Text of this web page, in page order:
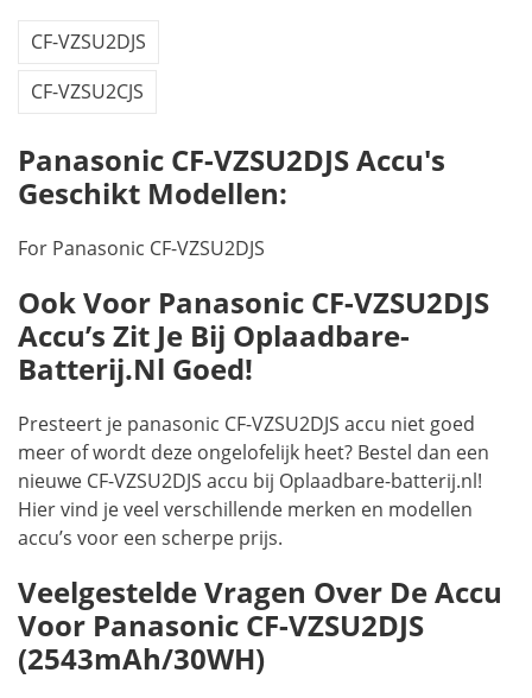
CF-VZSU2DJS
CF-VZSU2CJS
Panasonic CF-VZSU2DJS Accu's
Geschikt Modellen:
For Panasonic CF-VZSU2DJS
Ook Voor Panasonic CF-VZSU2DJS
Accu’s Zit Je Bij Oplaadbare-
Batterij.nl Goed!
Presteert je panasonic CF-VZSU2DJS accu niet goed
meer of wordt deze ongelofelijk heet? Bestel dan een
nieuwe CF-VZSU2DJS accu bij Oplaadbare-batterij.nl!
Hier vind je veel verschillende merken en modellen
accu’s voor een scherpe prijs.
Veelgestelde Vragen Over De Accu
Voor Panasonic CF-VZSU2DJS
(2543mAh/30WH)